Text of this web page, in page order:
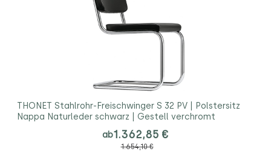
THONET Stahlrohr-Freischwinger S 32 PV | Polstersitz
Nappa Naturleder schwarz | Gestell verchromt
ab1.362,85 €
1.654,10 €